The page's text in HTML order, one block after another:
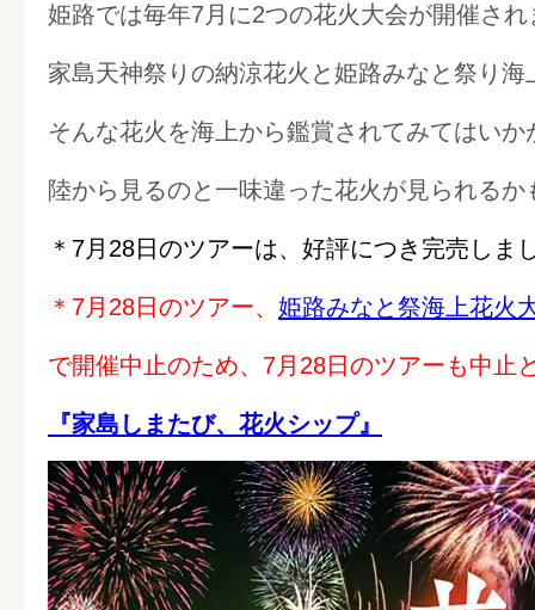
姫路では毎年7月に2つの花火大会が開催され
家島天神祭りの納涼花火と姫路みなと祭り海
そんな花火を海上から鑑賞されてみてはいか
陸から見るのと一味違った花火が見られるか
＊7月28日のツアーは、好評につき完売しま
＊7月28日のツアー、 姫路みなと祭海上花火
で開催中止のため、7月28日のツアーも中止
『家島しまたび、花火シップ』